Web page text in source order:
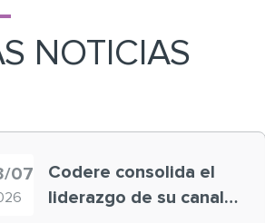
NOTICIAS
07
Codere consolida el
liderazgo de su canal